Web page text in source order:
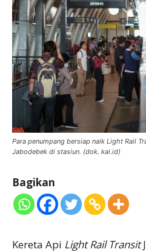
Para penumpang bersiap naik Light Rail
Jabodebek di stasiun. (dok. kai.id)
Bagikan
Kereta Api Light Rail Transit